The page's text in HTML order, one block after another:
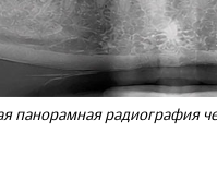
панорамная радиография